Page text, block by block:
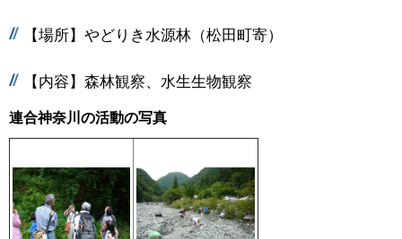
【場所】やどりき水源林（松田町寄）
【内容】森林観察、水生生物観察
連合神奈川の活動の写真